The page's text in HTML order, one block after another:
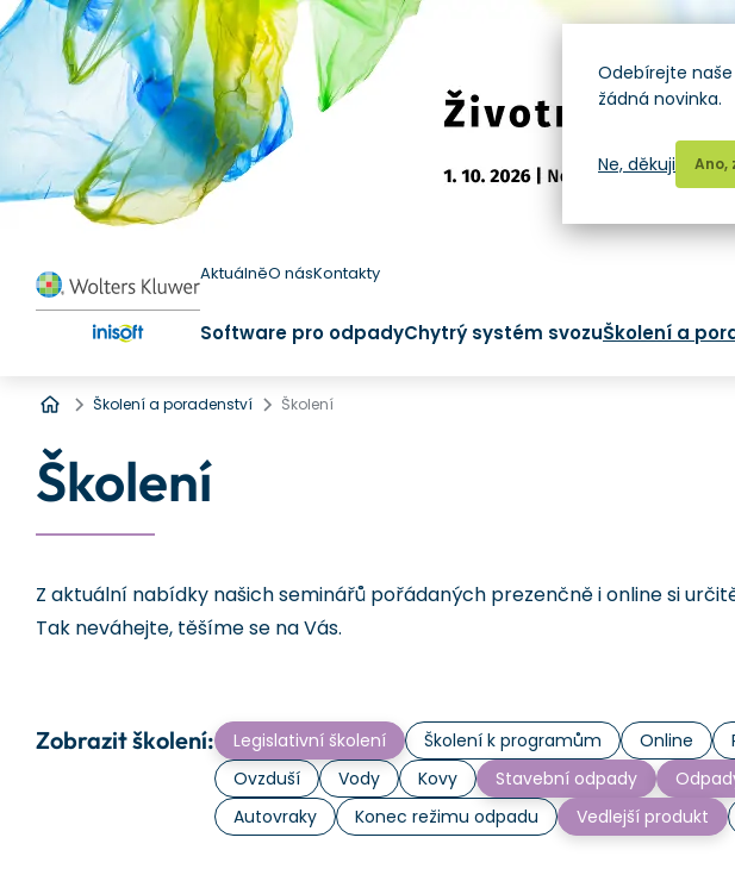
AktuálněO násKontakty
Software pro odpadyChytrý systém svozuŠkolení a
Úvod
Školení a poradenství Školení
Školení
Z aktuální nabídky našich seminářů pořádaných prezenčně i online si
Tak neváhejte, těšíme se na Vás.
Zobrazit školení: Legislativní školení Školení k programům Online
Ovzduší
Vody Kovy Stavební odpady
Autovraky
Konec režimu odpadu Vedlejší produkt
Odebírejte
žádná novinka.
Ano,
Ne, děkuji